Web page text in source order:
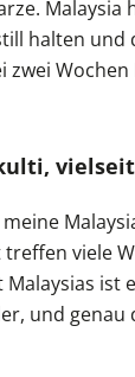
halten und
viele
ist
und genau